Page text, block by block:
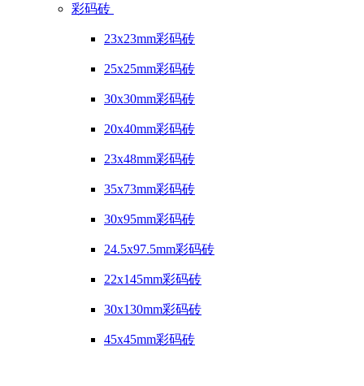
彩码砖
23x23mm彩码砖
25x25mm彩码砖
30x30mm彩码砖
20x40mm彩码砖
23x48mm彩码砖
35x73mm彩码砖
30x95mm彩码砖
24.5x97.5mm彩码砖
22x145mm彩码砖
30x130mm彩码砖
45x45mm彩码砖